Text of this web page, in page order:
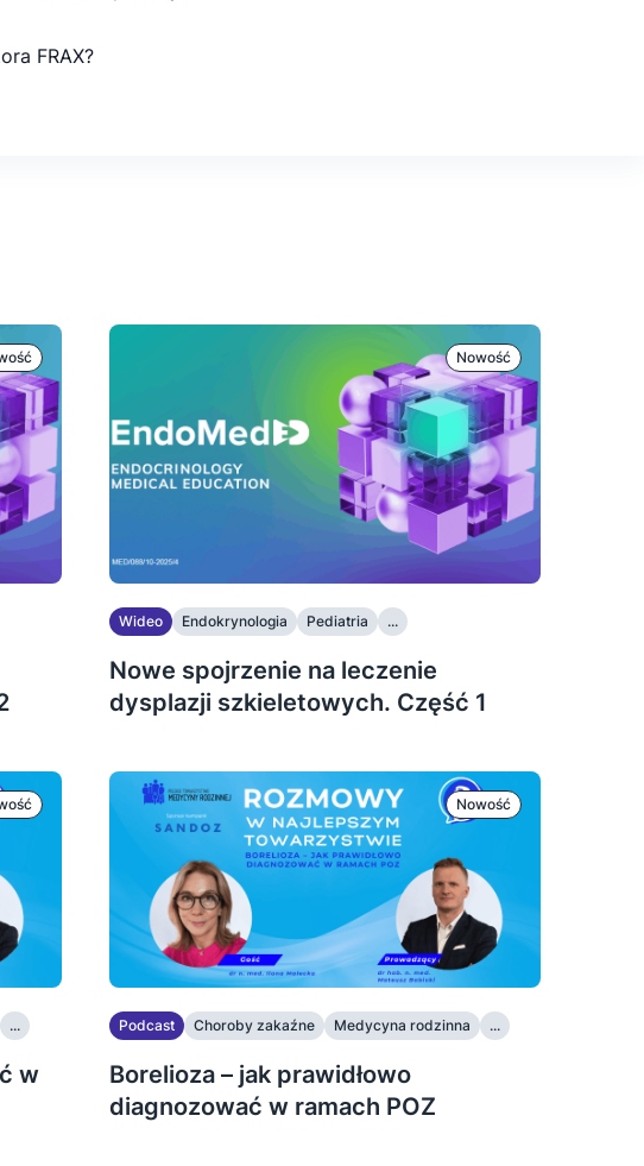
FRAX?
Nowość
Wideo Endokrynologia Pediatria ...
Nowe spojrzenie na leczenie
dysplazji szkieletowych. Część 1
...
w
Nowość
Podcast Choroby zakaźne Medycyna rodzinna ...
Borelioza – jak prawidłowo
diagnozować w ramach POZ